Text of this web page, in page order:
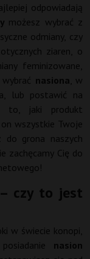
odpowiadają
możesz wybrać z
odmiany, czy
ziaren, o
feminizowane,
nasiona , w
lub postawić na
to, jaki produkt
on wszystkie Twoje
do grona naszych
zachęcamy Cię do
czy to jest
w świecie konopi,
nasion